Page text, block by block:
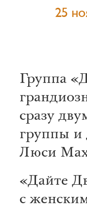
25
Группа
сразу
группы и
Люси
«Дайте
с